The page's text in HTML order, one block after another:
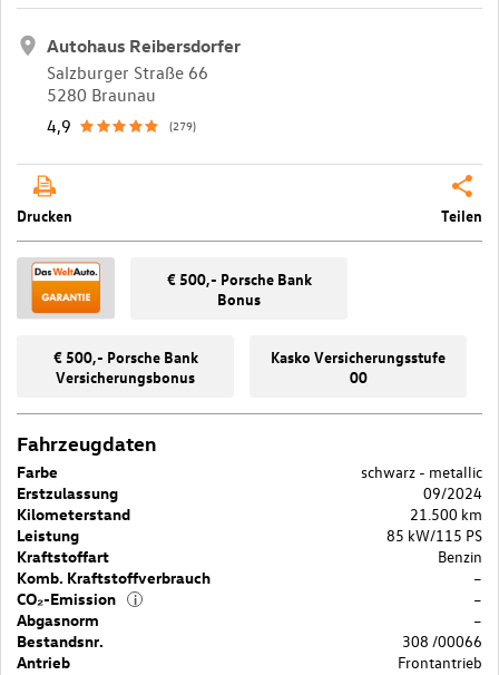
Autohaus Reibersdorfer
Salzburger Straße 66
5280 Braunau
4,9
(279)
Drucken Teilen
€ 500,- Porsche Bank
Bonus
€ 500,- Porsche Bank
Versicherungsbonus
Kasko Versicherungsstufe
00
Fahrzeugdaten
Farbe
schwarz - metallic
Erstzulassung
09/2024
Kilometerstand
21.500 km
Leistung
85 kW/115 PS
Kraftstoffart
Benzin
Komb. Kraftstoffverbrauch
–
CO₂-Emission
i
–
Abgasnorm
–
Bestandsnr.
308 /00066
Antrieb
Frontantrieb